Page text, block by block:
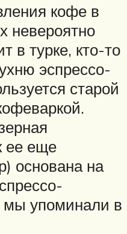
кофе в
невероятно
в турке, кто-то
эспрессо-
старой
ее еще
основана на
упоминали в